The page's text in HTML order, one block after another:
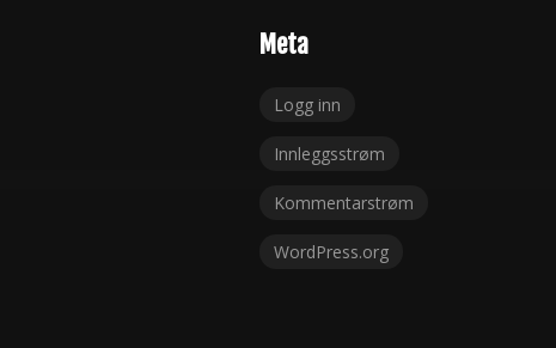
Meta
Logg inn
Innleggsstrøm
Kommentarstrøm
WordPress.org